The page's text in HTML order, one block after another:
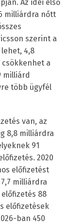
Az idei első
milliárdra nőtt
szerint a
4,8
a
milliárd
több ügyfél
van, az
8,8 milliárdra
91
2020
előfizetést
milliárdra
88
előfizetések
ban 450